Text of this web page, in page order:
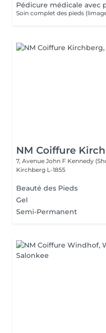
Pédicure médicale avec
NM Coiffure
7, Avenue John F Kennedy
Kirchberg L-1855
Beauté des Pieds
Gel
Semi-Permanent